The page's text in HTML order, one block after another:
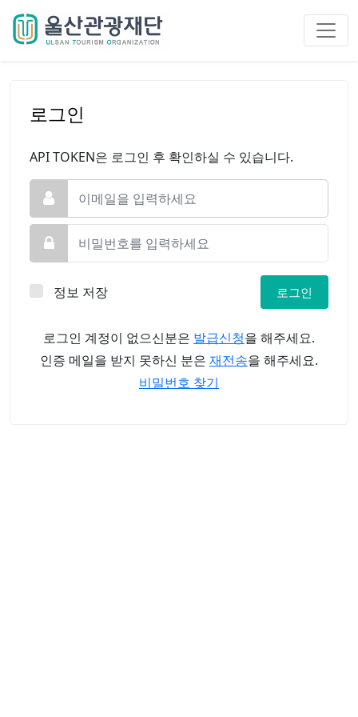
로그인
API TOKEN은 로그인 후 확인하실 수 있습니다.
정보 저장 로그인
로그인 계정이 없으신분은 발급신청을 해주세요.
인증 메일을 받지 못하신 분은 재전송을 해주세요.
비밀번호 찾기